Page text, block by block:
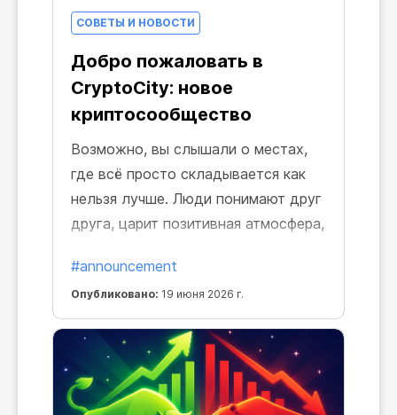
СОВЕТЫ И НОВОСТИ
Добро пожаловать в
CryptoCity: новое
криптосообщество
Возможно, вы слышали о местах,
где всё просто складывается как
нельзя лучше. Люди понимают друг
друга, царит позитивная атмосфера,
интересное. Например,
еженедельные розыгрыши крипто-
подарков: майнеры, бусты,
криптовалюта и многое другое!
#announcement
Опубликовано: 19 июня 2026 г.